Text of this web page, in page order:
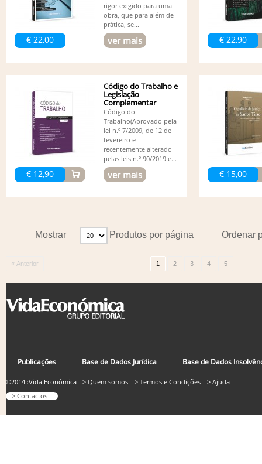
€ 22,00
rigor exigido para uma
obra, que para além de
prática, se...
ver mais € 22,90
€ 12,90
Código do Trabalho e
Legislação
Complementar
Código do
Trabalho(Aprovado pela
lei n.º 7/2009, de 12 de
fevereiro e
recentemente alterado
pelas leis n.º 90/2019 e...
ver mais € 15,00
Ordenar
Mostrar Produtos por página
« Anterior 1 2 3 4 5
Publicações Base de Dados Jurídica Base de Dados
©2014::Vida Económica
> Contactos
> Quem somos > Termos e Condições > Ajuda